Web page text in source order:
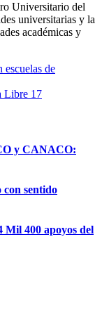
Universitario del
universitarias y la
académicas y
escuelas de
Libre 17
y CANACO:
sentido
Mil 400 apoyos del